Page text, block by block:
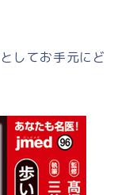
としてお手元にど